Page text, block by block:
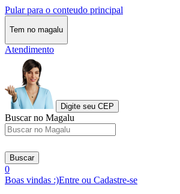
Pular para o conteudo principal
Tem no magalu
Atendimento
Digite seu CEP
Buscar no Magalu
Buscar
0
Boas vindas :)Entre ou Cadastre-se